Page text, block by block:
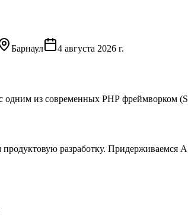
Барнаул 4 августа 2026 г.
одним из современных РНР фреймворком
разработку.